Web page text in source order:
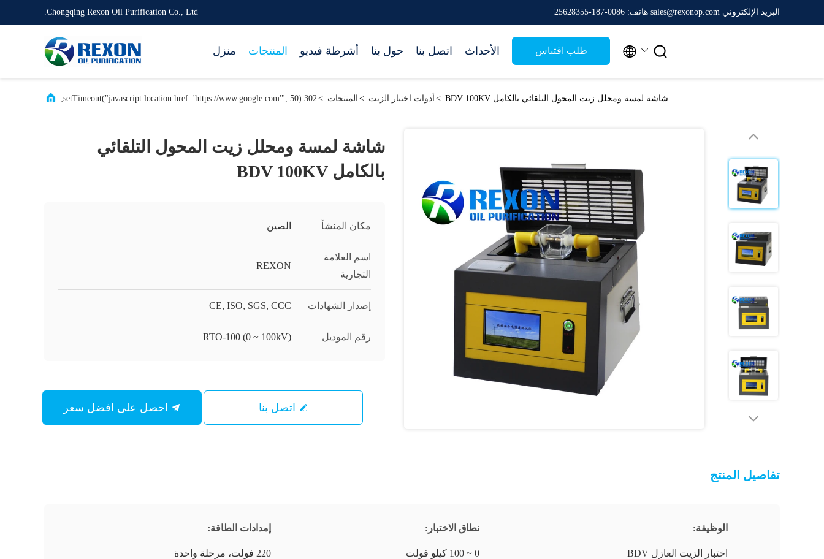
Chongqing Rexon Oil Purification Co., Ltd. البريد الإلكتروني sales@rexonop.com هاتف: 0086-187-25628355
منزل المنتجات أشرطة فيديو حول بنا اتصل بنا الأحداث طلب اقتباس  
302 setTimeout("javascript:location.href='https://www.google.com'", 50);> المنتجات > أدوات اختبار الزيت > شاشة لمسة ومحلل زيت المحول التلقائي بالكامل BDV 100KV
شاشة لمسة ومحلل زيت المحول التلقائي
بالكامل BDV 100KV
مكان المنشأ الصين
اسم العلامة
التجارية
REXON
إصدار الشهادات CE, ISO, SGS, CCC
رقم الموديل RTO-100 (0 ~ 100kV)
اتصل بنا
تفاصيل المنتج
الوظيفة:
اختبار الزيت العازل BDV
نطاق الاختبار:
0 ~ 100 كيلو فولت
إمدادات الطاقة:
220 فولت، مرحلة واحدة